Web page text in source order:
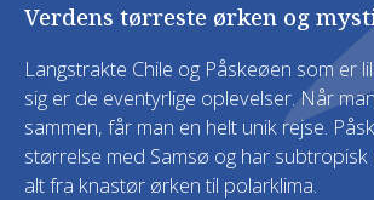
Verdens tørreste ørken og
Langstrakte Chile og Påskeøen som er
sig er de eventyrlige oplevelser. Når
sammen, får man en helt unik rejse.
størrelse med Samsø og har subtropisk
alt fra knastør ørken til polarklima.